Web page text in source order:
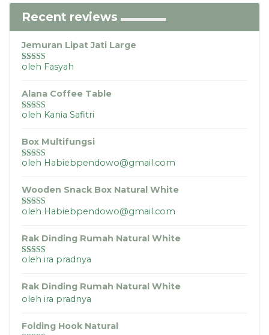
Recent reviews
Jemuran Lipat Jati Large
Dinilai5dari
oleh Fasyah
Alana Coffee Table
Dinilai5dari
oleh Kania Safitri
Box Multifungsi
Dinilai5dari
oleh Habiebpendowo@gmail.com
Wooden Snack Box Natural White
Dinilai5dari
oleh Habiebpendowo@gmail.com
Rak Dinding Rumah Natural White
Dinilai5dari
oleh ira pradnya
Rak Dinding Rumah Natural White
oleh ira pradnya
Folding Hook Natural